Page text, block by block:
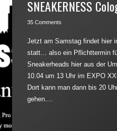
SNEAKERNESS
35 Comments
Jetzt am Samstag findet hier
statt… also ein Pflichttermin
Sneakerheads hier aus der
10.04 um 13 Uhr im EXPO
Dort kann man dann bis 20
gehen....